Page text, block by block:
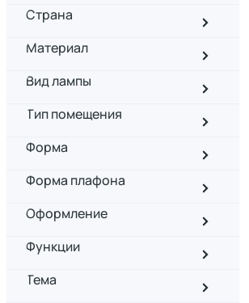
Страна
Материал
Вид лампы
Тип помещения
Форма
Форма плафона
Оформление
Функции
Тема